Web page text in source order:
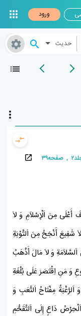
ورود
حدیث
أَعْلَى مِنَ اَلْإِسْلاَمِ وَ لاَ
شَفِيعَ أَنْجَحُ مِنَ اَلتَّوْبَةِ
وَ لاَ مَالَ أَذْهَبُ
وَ مَنِ اِقْتَصَرَ عَلَى بُلْغَةِ
اَلرَّغْبَةُ مِفْتَاحُ اَلتَّعَبِ وَ
دَاعٍ إِلَى اَلتَّقَحُّمِ